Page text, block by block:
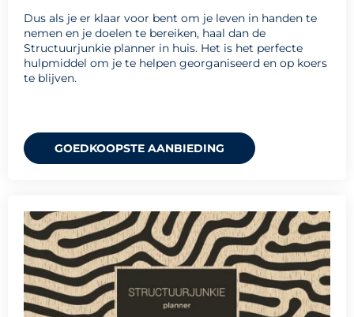
Dus als je er klaar voor bent om je leven in handen te
nemen en je doelen te bereiken, haal dan de
Structuurjunkie planner in huis. Het is het perfecte
hulpmiddel om je te helpen georganiseerd en op koers
te blijven.
GOEDKOOPSTE AANBIEDING